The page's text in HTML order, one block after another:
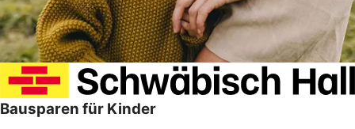
Bausparen für Kinder